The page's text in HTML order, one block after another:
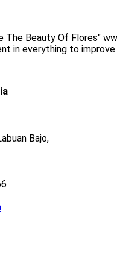
Beauty Of Flores"
in everything to
Bajo,